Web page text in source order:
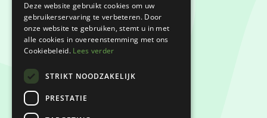
Privacyverklaring
Klachtenregeling
Keurmerken
Deze website gebruikt cookies om uw
gebruikerservaring te verbeteren. Door
onze website te gebruiken, stemt u in met
alle cookies in overeenstemming met ons
Cookiebeleid. Lees verder
STRIKT NOODZAKELIJK
PRESTATIE